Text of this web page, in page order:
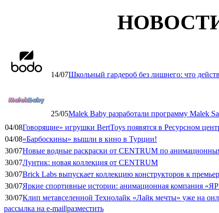
14/07Школьный гардероб без лишнего: что
25/05Malek Baby разработали программу Malek
04/08Говорящие» игрушки BertToys появятся в Ресурсном
04/08«Барбоскины» вышли в кино в Турции!
30/07Новые водные раскраски от CENTRUM по
30/07Лунтик: новая коллекция от CENTRUM
30/07Brick Labs выпускает коллекцию конструкторов к
30/07Яркие спортивные истории: анимационная компания
30/07Клип метавселенной Технолайк «Лайк мечты» уже на
рассылка на e-mail|разместить